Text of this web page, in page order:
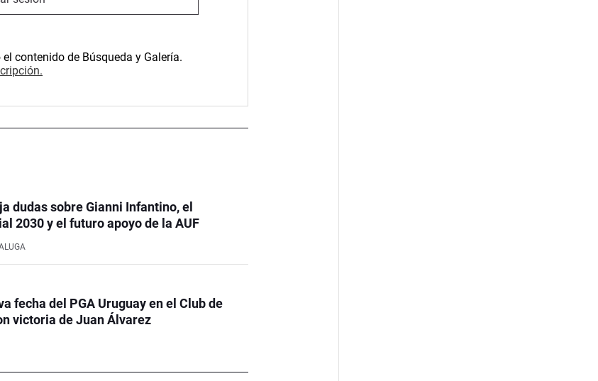
contenido de Búsqueda y Galería.
dudas sobre Gianni Infantino, el
2030 y el futuro apoyo de la AUF
fecha del PGA Uruguay en el Club de
victoria de Juan Álvarez